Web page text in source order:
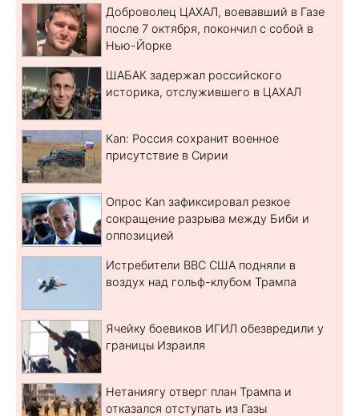
Доброволец ЦАХАЛ, воевавший в Газе
после 7 октября, покончил с собой в
Нью-Йорке
ШАБАК задержал российского
историка, отслужившего в ЦАХАЛ
Kan: Россия сохранит военное
присутствие в Сирии
Опрос Kan зафиксировал резкое
сокращение разрыва между Биби и
оппозицией
Истребители ВВС США подняли в
воздух над гольф-клубом Трампа
Ячейку боевиков ИГИЛ обезвредили у
границы Израиля
Нетаниягу отверг план Трампа и
отказался отступать из Газы